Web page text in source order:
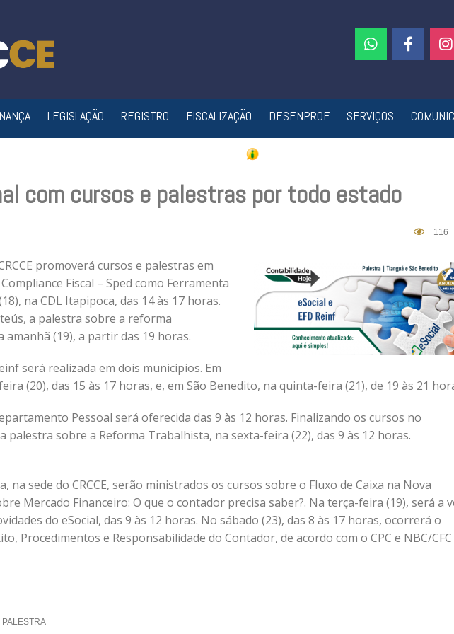
LEGISLAÇÃO REGISTRO FISCALIZAÇÃO DESENPROF SERVIÇOS
com cursos e palestras por todo estado
116
promoverá cursos e palestras em
Fiscal – Sped como Ferramenta
na CDL Itapipoca, das 14 às 17 horas.
a palestra sobre a reforma
(19), a partir das 19 horas.
será realizada em dois municípios. Em
(20), das 15 às 17 horas, e, em São Benedito, na quinta-feira (21), de 19 às 21
Pessoal será oferecida das 9 às 12 horas. Finalizando os cursos no
palestra sobre a Reforma Trabalhista, na sexta-feira (22), das 9 às 12 horas.
na sede do CRCCE, serão ministrados os cursos sobre o Fluxo de Caixa na Nova
Mercado Financeiro: O que o contador precisa saber?. Na terça-feira (19), será a
do eSocial, das 9 às 12 horas. No sábado (23), das 8 às 17 horas, ocorrerá o
Procedimentos e Responsabilidade do Contador, de acordo com o CPC e NBC/CFC
PALESTRA